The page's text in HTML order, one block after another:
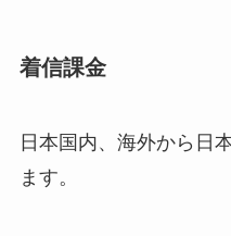
着信課金
日本国内、海外から日
ます。